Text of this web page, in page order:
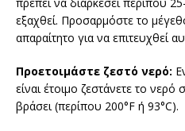
εξαχθεί. Προσαρμόστε το
απαραίτητο για να επιτευχθεί
Προετοιμάστε ζεστό νερό:
είναι έτοιμο ζεστάνετε το
βράσει (περίπου 200°F ή 93°C).